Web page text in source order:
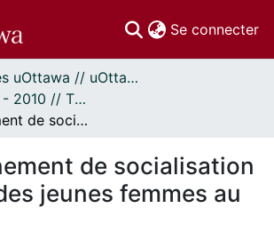
Se connecter
Thèses uOttawa // uOttawa Theses
Thèses, 1910 - 2010 // Theses, 1910 - 2010
L'environnement de socialisation politique des jeunes femmes au Québec.
de socialisation
jeunes femmes au